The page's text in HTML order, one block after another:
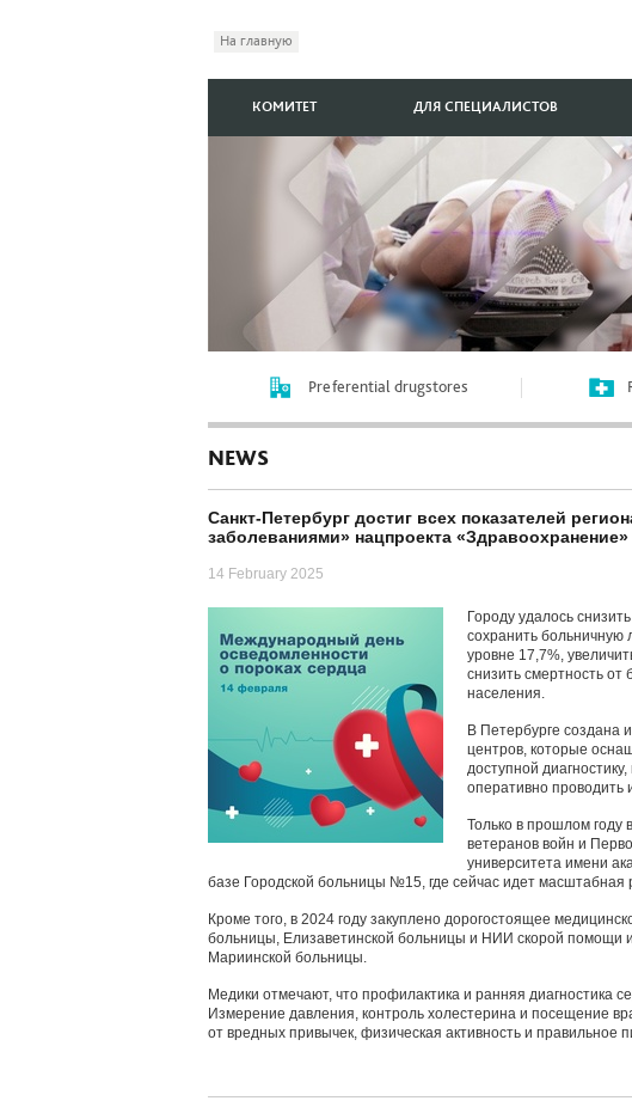
На главную
КОМИТЕТ ДЛЯ СПЕЦИАЛИСТОВ
Preferential drugstores
NEWS
Санкт-Петербург достиг всех показателей
заболеваниями» нацпроекта «Здравоохранение»
14 February 2025
Городу удалось
сохранить больничную
уровне 17,7%,
снизить смертность
населения.
В Петербурге создана
центров, которые
доступной
оперативно проводить
Только в прошлом году
ветеранов войн и
университета имени
базе Городской больницы №15, где сейчас идет масштабная
Кроме того, в 2024 году закуплено дорогостоящее
больницы, Елизаветинской больницы и НИИ скорой помощи
Мариинской больницы.
Медики отмечают, что профилактика и ранняя диагностика
Измерение давления, контроль холестерина и посещение
от вредных привычек, физическая активность и